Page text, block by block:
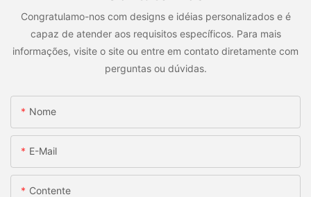
Congratulamo-nos com designs e idéias personalizados e é
capaz de atender aos requisitos específicos. Para mais
informações, visite o site ou entre em contato diretamente com
perguntas ou dúvidas.
Nome
E-Mail
Contente